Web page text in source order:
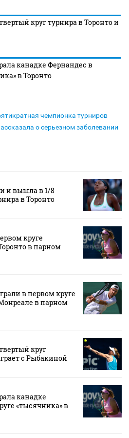
круг турнира в Торонто и
канадке Фернандес в
в Торонто
чемпионка турниров
о серьезном заболевании
и вышла в 1/8
в Торонто
круге
в парном
в первом круге
в парном
круг
с Рыбакиной
канадке
«тысячника» в